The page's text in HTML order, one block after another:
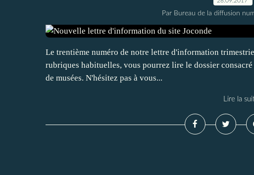
Par Bureau de la diffusion
Le trentième numéro de notre lettre d'information
rubriques habituelles, vous pourrez lire le dossier
de musées. N'hésitez pas à vous...
Lire la